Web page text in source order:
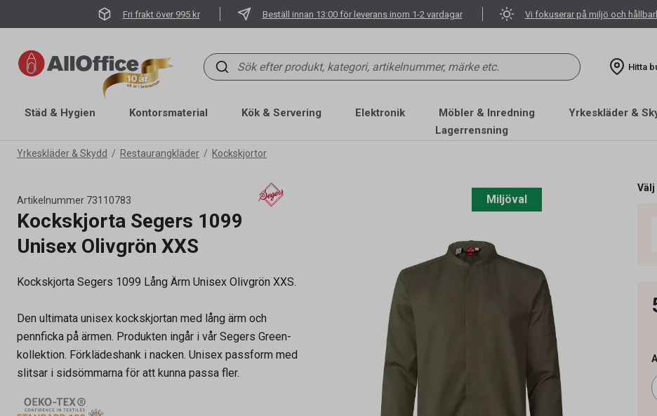
Fri frakt över 995 kr Beställ innan 13:00 för leverans inom 1-2 vardagar Vi fokuserar på miljö och
Hitta
Städ & Hygien Kontorsmaterial Kök & Servering Elektronik Möbler & Inredning Yrkeskläder &
Lagerrensning
Yrkeskläder & Skydd Restaurangkläder Kockskjortor
Artikelnummer 73110783
Kockskjorta Segers 1099
Unisex Olivgrön XXS
Kockskjorta Segers 1099 Lång Ärm Unisex Olivgrön XXS.
Den ultimata unisex kockskjortan med lång ärm och
pennficka på ärmen. Produkten ingår i vår Segers Green-
kollektion. Förklädeshank i nacken. Unisex passform med
slitsar i sidsömmarna för att kunna passa fler.
Artikelnummer
Miljöval
Välj